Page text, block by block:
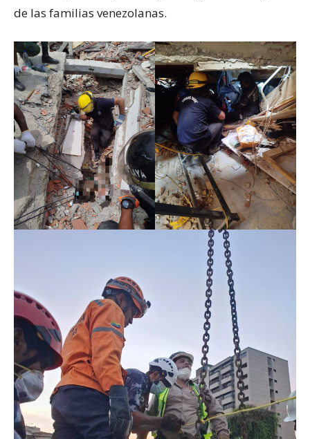
de las familias venezolanas.